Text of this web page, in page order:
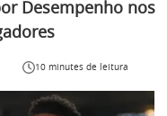
Desempenho nos
10 minutes de leitura